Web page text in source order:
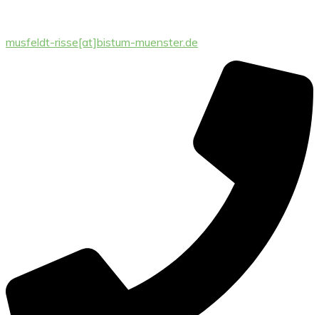
musfeldt-risse[at]bistum-muenster.de